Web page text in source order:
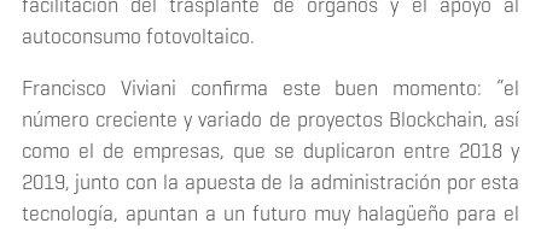
autoconsumo fotovoltaico.
Francisco Viviani confirma este buen momento: “el
número creciente y variado de proyectos Blockchain, así
como el de empresas, que se duplicaron entre 2018 y
2019, junto con la apuesta de la administración por esta
tecnología, apuntan a un futuro muy halagüeño para el